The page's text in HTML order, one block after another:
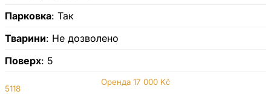
Парковка: Так
Тварини: Не дозволено
Поверх: 5
Оренда17 000 Kč
5118